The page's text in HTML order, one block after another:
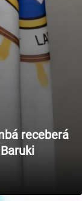
receberá